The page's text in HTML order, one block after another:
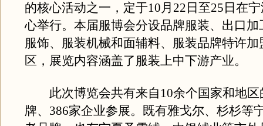
的核心活动之一，定于10月22日至25日在
心举行。本届服博会分设品牌服装、出口加
服饰、服装机械和面辅料、服装品牌特许
区，展览内容涵盖了服装上中下游产业。
此次博览会共有来自10余个国家和地区
牌、386家企业参展。既有雅戈尔、杉杉等